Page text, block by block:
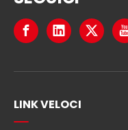
LINK VELOCI